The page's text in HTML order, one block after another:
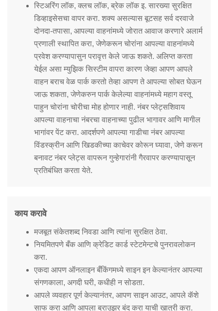
स्टिअरिंग लॉक, क्लच लॉक, ब्रेक लॉक इ. सारख्या सुरक्षित
डिव्हाइसेसचा वापर करा. शक्य असल्यास बूटसह सर्व दरवाजे
दोनदा-तपासा, आपल्या वाहनांमध्ये जोरात आवाज करणारे अलार्म
प्रणाली स्थापित करा, जेणेकरून चोरांना आपल्या वाहनांमध्ये
प्रवेश करण्यापासुन परावृत्त केले जाऊ शकते. अलिप्त करता
येईल असा म्युझिक सिस्टीम वापरा कारण जेव्हा आपण आपले
वाहन बराच वेळ पार्क करतो तेव्हा आपण ते आपल्या सोबत घेऊन
जाऊ शकता, जेणेकरुन पार्क केलेल्या वाहनांमध्ये महाग वस्तू
पाहुन चोरांना चोरीचा मोह होणार नाही. नंबर प्लेट्सशिवाय
आपल्या वाहनाचा नंबरचा वाहनाच्या पुढील भागावर आणि मागील
भागांवर पेंट करा. आदर्शपणे आपल्या गाडीचा नंबर आपल्या
विंडस्क्रीन आणि खिडकीच्या काचेवर कोरून घ्यावा, जेणे करून
बनावट नंबर प्लेट्स वापरून गुन्हेगारांनी गैरवापर करण्यापासून
प्रतिबंधित करता येते.
काय करावे
मजबूत संकेतशब्द निवडा आणि त्यांना सुरक्षित ठेवा.
नियमितपणे बँक आणि क्रेडिट कार्ड स्टेटमेन्टचे पुनरावलोकन
करा.
एकदा आपण ऑनलाइन बँकिंगमध्ये साइन इन केल्यानंतर आपल्या
संगणकाला, अगदी घरी, कधीही न सोडता.
आपले व्यवहार पूर्ण केल्यानंतर, आपण साइन आउट, आपले कॅशे
साफ करा आणि आपला ब्राउझर बंद करा याची खात्री करा.